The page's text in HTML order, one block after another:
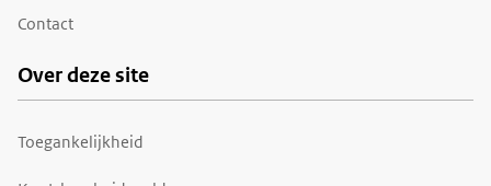
Contact
Over deze site
Toegankelijkheid